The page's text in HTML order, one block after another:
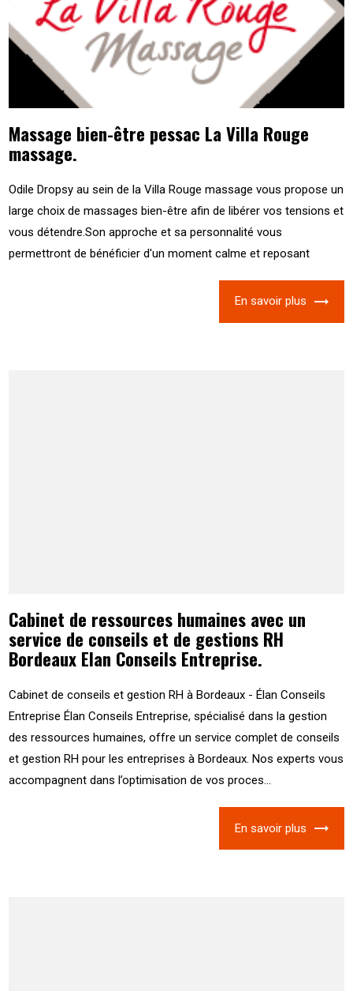
Massage bien-être pessac La Villa Rouge
massage.
Odile Dropsy au sein de la Villa Rouge massage vous propose un
large choix de massages bien-être afin de libérer vos tensions et
vous détendre.Son approche et sa personnalité vous
permettront de bénéficier d'un moment calme et reposant
En savoir plus
Cabinet de ressources humaines avec un
service de conseils et de gestions RH
Bordeaux Elan Conseils Entreprise.
Cabinet de conseils et gestion RH à Bordeaux - Élan Conseils
Entreprise Élan Conseils Entreprise, spécialisé dans la gestion
des ressources humaines, offre un service complet de conseils
et gestion RH pour les entreprises à Bordeaux. Nos experts vous
accompagnent dans l’optimisation de vos proces...
En savoir plus